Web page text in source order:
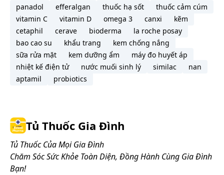
panadol efferalgan thuốc hạ sốt
thuốc cảm cúm
vitamin C
vitamin D omega 3 canxi
kẽm
cetaphil
cerave bioderma
la roche posay
bao cao su
khẩu trang
kem chống nắng
sữa rửa mặt
kem dưỡng ẩm
máy đo huyết áp
nhiệt kế điện tử
nước muối sinh lý similac
nan
aptamil
probiotics
Tủ Thuốc Gia Đình
Tủ Thuốc Của Mọi Gia Đình
Chăm Sóc Sức Khỏe Toàn Diện, Đồng Hành Cùng Gia Đình
Bạn!